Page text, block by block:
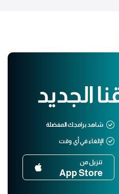
الجديد
شاهد برامجك المفضلة
الإلغاء في أي وقت
تنزيل من
App Store